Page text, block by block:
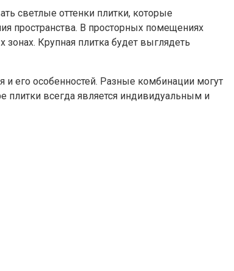
светлые оттенки плитки, которые
пространства. В просторных помещениях
Крупная плитка будет выглядеть
его особенностей. Разные комбинации могут
всегда является индивидуальным и